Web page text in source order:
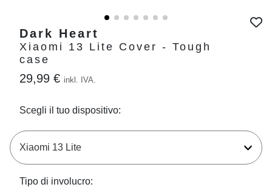
Dark Heart
Xiaomi 13 Lite Cover - Tough
case
29,99 € inkl. IVA.
Scegli il tuo dispositivo:
Tipo di involucro: